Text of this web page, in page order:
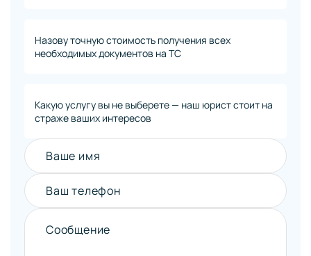
Назову точную стоимость получения всех
необходимых документов на ТС
Какую услугу вы не выберете — наш юрист стоит на
страже ваших интересов
Ваше имя
Ваш телефон
Сообщение